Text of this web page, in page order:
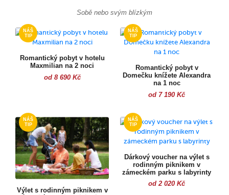
Sobě nebo svým blízkým
Romantický pobyt v hotelu
Maxmilian na 2 noci
od 8 690 Kč
Romantický pobyt v
Domečku knížete Alexandra
na 1 noc
od 7 190 Kč
Výlet s rodinným piknikem v
Dárkový voucher na výlet s
rodinným piknikem v
zámeckém parku s labyrinty
od 2 020 Kč